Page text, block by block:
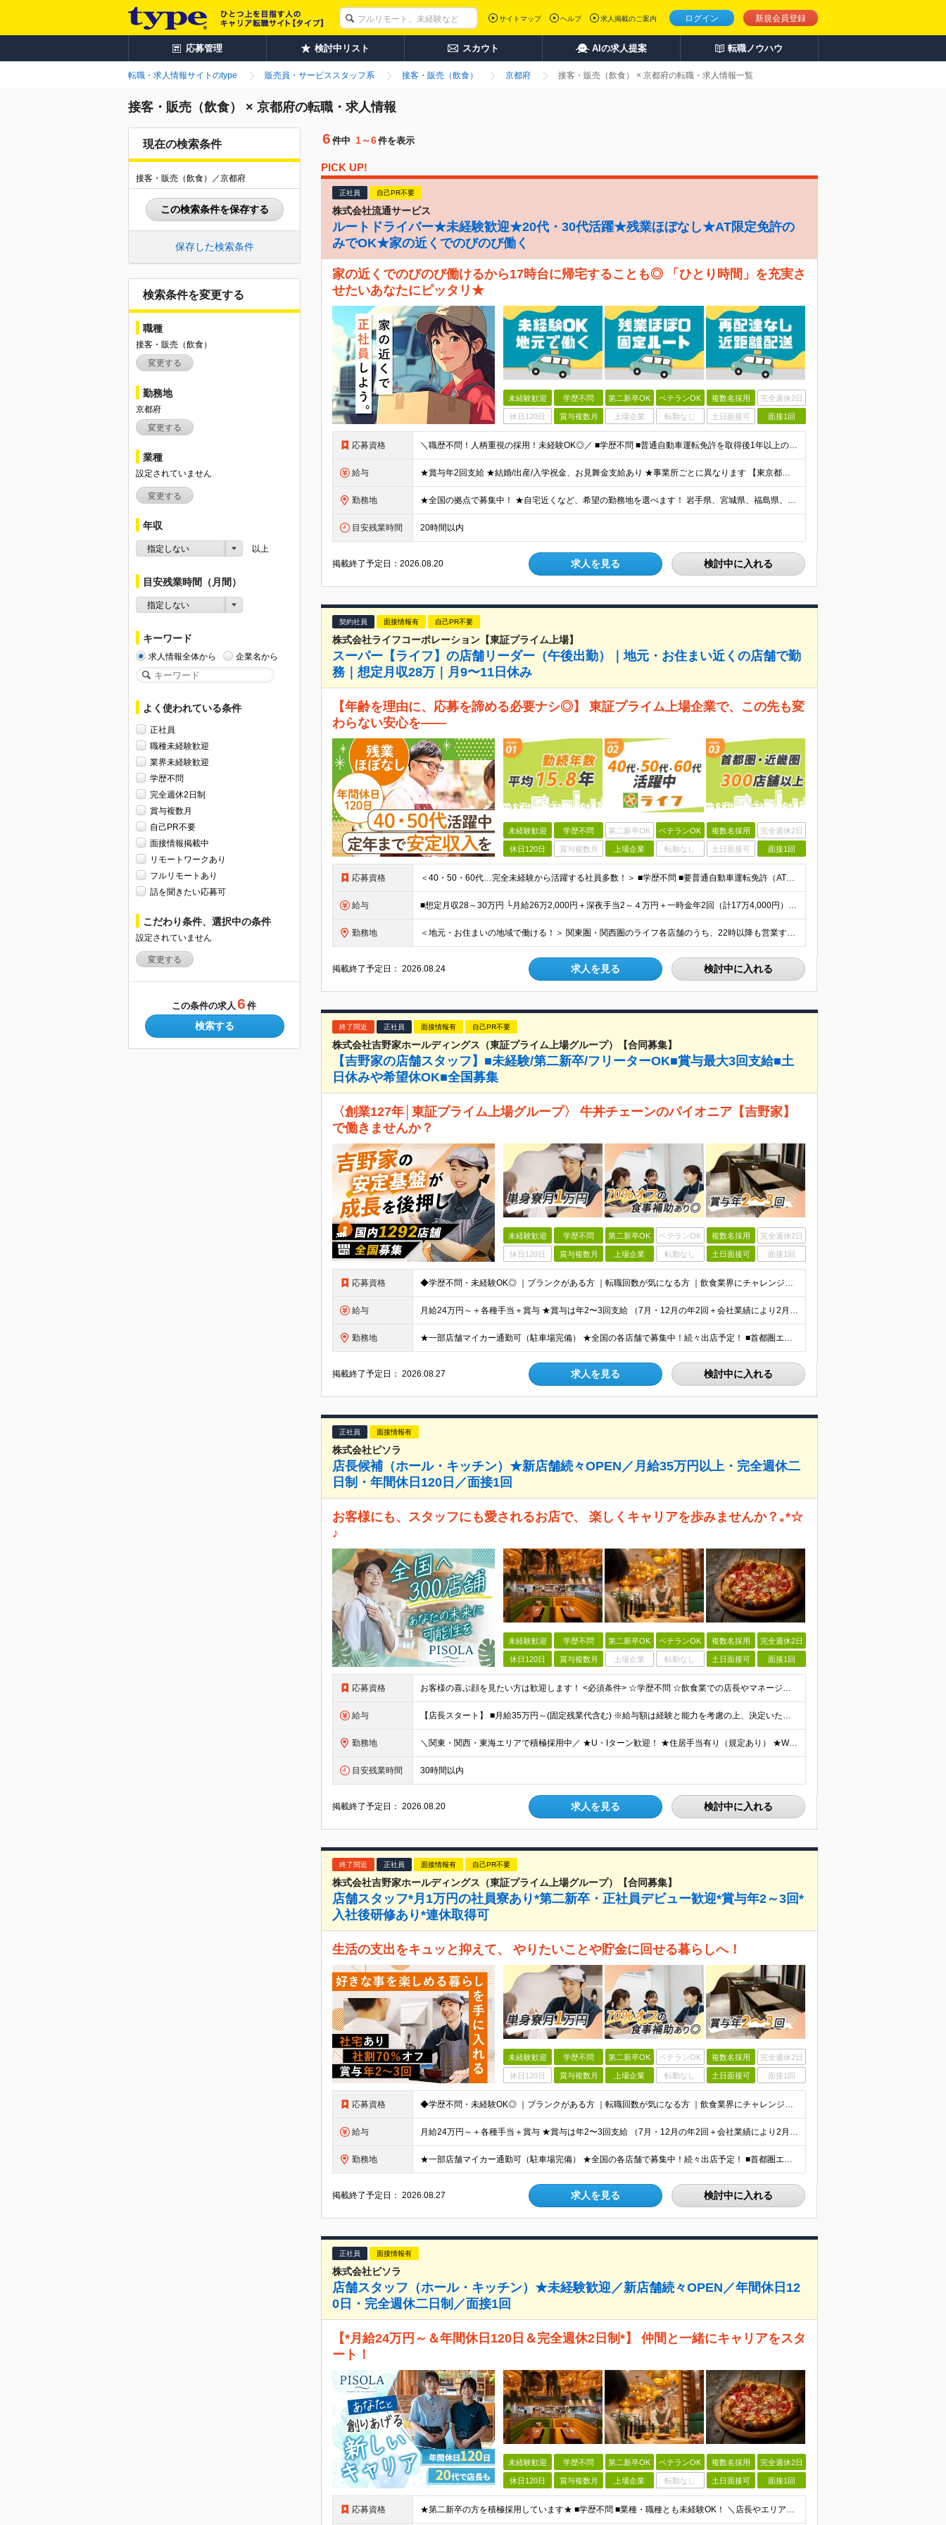
ログイン 新規会員登録
サイトマップ ヘルプ 求人掲載のご案内
応募管理 検討中リスト スカウト AIの求人提案 転職ノウハウ
転職・求人情報サイトのtype 販売員・サービススタッフ系 接客・販売（飲食） 京都府 接客・販売（飲食） × 京都府の転職・求人情報一覧
接客・販売（飲食） × 京都府の転職・求人情報
現在の検索条件
接客・販売（飲食）／京都府
この検索条件を保存する
保存した検索条件
検索条件を変更する
職種
接客・販売（飲食）
変更する
勤務地
京都府
変更する
業種
設定されていません
変更する
年収
指定しない 以上
目安残業時間（月間）
指定しない
キーワード
求人情報全体から 企業名から
よく使われている条件
正社員
職種未経験歓迎
業界未経験歓迎
学歴不問
完全週休2日制
賞与複数月
自己PR不要
面接情報掲載中
リモートワークあり
フルリモートあり
話を聞きたい応募可
こだわり条件、選択中の条件
設定されていません
変更する
この条件の求人 6 件
検索する
6 件中 1～6件を表示
PICK UP!
正社員 自己PR不要
株式会社流通サービス
ルートドライバー★未経験歓迎★20代・30代活躍★残業ほぼなし★AT限定免許の
みでOK★家の近くでのびのび働く
家の近くでのびのび働けるから17時台に帰宅することも◎ 「ひとり時間」を充実さ
せたいあなたにピッタリ★
未経験歓迎 学歴不問 第二新卒OK ベテランOK 複数名採用 完全週休2日
休日120日 賞与複数月 上場企業 転勤なし 土日面接可 面接1回
応募資格 ＼職歴不問！人柄重視の採用！未経験OK◎／ ■学歴不問 ■普通自動車運転免許を取得後1年以上の方（AT限定可） ※一部勤務地で「2017年3月12日以降の取得者は要準中型免許」 ■44歳以下(※例外
給与 ★賞与年2回支給 ★結婚/出産/入学祝金、お見舞金支給あり ★事業所ごとに異なります 【東京都】 月給284,000円～298,540円 【神奈川県/千葉県】 月給284,000円 【埼玉県】 月給2
勤務地 ★全国の拠点で募集中！ ★自宅近くなど、希望の勤務地を選べます！ 岩手県、宮城県、福島県、新潟県、栃木県、茨城県、埼玉県、千葉県、東京都、神奈川県、山梨県、長野県、静岡県、滋賀県、兵庫県、岡山県、広
目安残業時間 20時間以内
掲載終了予定日：2026.08.20 求人を見る 検討中に入れる
契約社員 面接情報有 自己PR不要
株式会社ライフコーポレーション【東証プライム上場】
スーパー【ライフ】の店舗リーダー（午後出勤）｜地元・お住まい近くの店舗で勤
務｜想定月収28万｜月9〜11日休み
【年齢を理由に、応募を諦める必要ナシ◎】 東証プライム上場企業で、この先も変
わらない安心を――
未経験歓迎 学歴不問 第二新卒OK ベテランOK 複数名採用 完全週休2日
休日120日 賞与複数月 上場企業 転勤なし 土日面接可 面接1回
応募資格 ＜40・50・60代…完全未経験から活躍する社員多数！＞ ■学歴不問 ■要普通自動車運転免許（AT限定可） ※公共交通機関での通勤ができない時間帯での勤務ため、お住まいの場所によってはマイカー通勤が必
給与 ■想定月収28～30万円 └月給26万2,000円＋深夜手当2～４万円＋一時金年2回（計17万4,000円） ※残業代は別途全額支給いたします。 ※試用期間：3ヶ月あり。給与・待遇に差異はありません
勤務地 ＜地元・お住まいの地域で働ける！＞ 関東圏・関西圏のライフ各店舗のうち、22時以降も営業するいずれかの店舗へ配属となります。 ★公共交通機関での通勤 ★転居を伴う転勤はなし！ ＼関東圏／ 【東京都】
掲載終了予定日：2026.08.24 求人を見る 検討中に入れる
終了間近 正社員 面接情報有 自己PR不要
株式会社吉野家ホールディングス（東証プライム上場グループ）【合同募集】
【吉野家の店舗スタッフ】■未経験/第二新卒/フリーターOK■賞与最大3回支給■土
日休みや希望休OK■全国募集
〈創業127年│東証プライム上場グループ〉 牛丼チェーンのパイオニア【吉野家】
で働きませんか？
未経験歓迎 学歴不問 第二新卒OK ベテランOK 複数名採用 完全週休2日
休日120日 賞与複数月 上場企業 転勤なし 土日面接可 面接1回
応募資格 ◆学歴不問・未経験OK◎ ｜ブランクがある方 ｜転職回数が気になる方 ｜飲食業界にチャレンジしたい方 ｜副業OK どんな方も大歓迎！「やってみたい」という気持ちがあればOKです◎
給与 月給24万円～＋各種手当＋賞与 ★賞与は年2〜3回支給 （7月・12月の年2回＋会社業績により2月に決算賞与あり） ★家賃1万円の格安寮や70%オフの食事補助により、毎月の支出を大幅に抑えられます。
勤務地 ★一部店舗マイカー通勤可（駐車場完備） ★全国の各店舗で募集中！続々出店予定！ ■首都圏エリア 埼玉、千葉、東京、神奈川、山梨 ■北日本エリア 北海道、青森、岩手、宮城、秋田、山形、福島、茨城、栃
掲載終了予定日：2026.08.27 求人を見る 検討中に入れる
正社員 面接情報有
株式会社ピソラ
店長候補（ホール・キッチン）★新店舗続々OPEN／月給35万円以上・完全週休二
日制・年間休日120日／面接1回
お客様にも、スタッフにも愛されるお店で、 楽しくキャリアを歩みませんか？｡*☆
♪
未経験歓迎 学歴不問 第二新卒OK ベテランOK 複数名採用 完全週休2日
休日120日 賞与複数月 上場企業 転勤なし 土日面接可 面接1回
応募資格 お客様の喜ぶ顔を見たい方は歓迎します！ <必須条件> ☆学歴不問 ☆飲食業での店長やマネージメント経験をお持ちの方（業種・年数不問） <歓迎条件> ☆何らかの業種での店長・マネージャーの経験 ☆て
給与 【店長スタート】 ■月給35万円～(固定残業代含む) ※給与額は経験と能力を考慮の上、決定いたします。 ※固定残業代は、時間外労働の有無に関わらず19時間分を、月42,200円支給 ※上記を超える時
勤務地 ＼関東・関西・東海エリアで積極採用中／ ★U・Iターン歓迎！ ★住居手当有り（規定あり） ★WEB面接1回のみ！ ★現在のお住まいから引っ越しが必要な場合には、 住居取得にかかる初期費用・引っ越し
目安残業時間 30時間以内
掲載終了予定日：2026.08.20 求人を見る 検討中に入れる
終了間近 正社員 面接情報有 自己PR不要
株式会社吉野家ホールディングス（東証プライム上場グループ）【合同募集】
店舗スタッフ*月1万円の社員寮あり*第二新卒・正社員デビュー歓迎*賞与年2～3回*
入社後研修あり*連休取得可
生活の支出をキュッと抑えて、 やりたいことや貯金に回せる暮らしへ！
未経験歓迎 学歴不問 第二新卒OK ベテランOK 複数名採用 完全週休2日
休日120日 賞与複数月 上場企業 転勤なし 土日面接可 面接1回
応募資格 ◆学歴不問・未経験OK◎ ｜ブランクがある方 ｜転職回数が気になる方 ｜飲食業界にチャレンジしたい方 ｜副業OK どんな方も大歓迎！「やってみたい」という気持ちがあればOKです◎
給与 月給24万円～＋各種手当＋賞与 ★賞与は年2〜3回支給 （7月・12月の年2回＋会社業績により2月に決算賞与あり） ★家賃1万円の格安寮や70%オフの食事補助により、毎月の支出を大幅に抑えられます。
勤務地 ★一部店舗マイカー通勤可（駐車場完備） ★全国の各店舗で募集中！続々出店予定！ ■首都圏エリア 埼玉、千葉、東京、神奈川、山梨 ■北日本エリア 北海道、青森、岩手、宮城、秋田、山形、福島、茨城、栃
掲載終了予定日：2026.08.27 求人を見る 検討中に入れる
正社員 面接情報有
株式会社ピソラ
店舗スタッフ（ホール・キッチン）★未経験歓迎／新店舗続々OPEN／年間休日12
0日・完全週休二日制／面接1回
【*月給24万円～＆年間休日120日＆完全週休2日制*】 仲間と一緒にキャリアをスタ
ート！
未経験歓迎 学歴不問 第二新卒OK ベテランOK 複数名採用 完全週休2日
休日120日 賞与複数月 上場企業 転勤なし 土日面接可 面接1回
応募資格 ★第二新卒の方を積極採用しています★ ■学歴不問 ■業種・職種とも未経験OK！ ＼店長やエリアマネージャーの経験がある方は即戦力として／ 【ブランク・未経験の方も大歓迎】 大切なのは、スタッフや